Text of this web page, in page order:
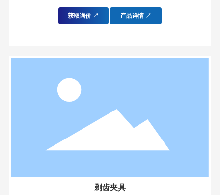
获取询价 ↗ 产品详情 ↗
剃齿夹具